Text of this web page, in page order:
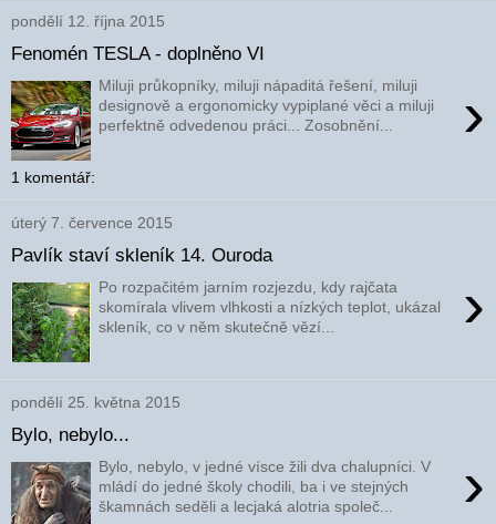
pondělí 12. října 2015
Fenomén TESLA - doplněno VI
›
Miluji průkopníky, miluji nápaditá řešení, miluji
designově a ergonomicky vypiplané věci a miluji
perfektně odvedenou práci... Zosobnění...
1 komentář:
úterý 7. července 2015
Pavlík staví skleník 14. Ouroda
›
Po rozpačitém jarním rozjezdu, kdy rajčata
skomírala vlivem vlhkosti a nízkých teplot, ukázal
skleník, co v něm skutečně vězí...
pondělí 25. května 2015
Bylo, nebylo...
›
Bylo, nebylo, v jedné vísce žili dva chalupníci. V
mládí do jedné školy chodili, ba i ve stejných
škamnách seděli a lecjaká alotria společ...